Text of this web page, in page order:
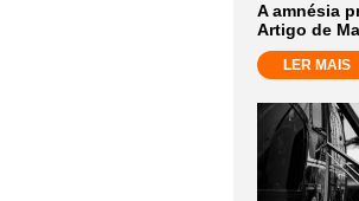
A amnésia
Artigo de
LER MAIS